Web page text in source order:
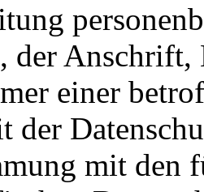
der
einer
der
mit den